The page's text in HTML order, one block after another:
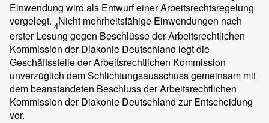
Einwendung wird als Entwurf einer Arbeitsrechtsregelung
vorgelegt. 4Nicht mehrheitsfähige Einwendungen nach
erster Lesung gegen Beschlüsse der Arbeitsrechtlichen
Kommission der Diakonie Deutschland legt die
Geschäftsstelle der Arbeitsrechtlichen Kommission
unverzüglich dem Schlichtungsausschuss gemeinsam mit
dem beanstandeten Beschluss der Arbeitsrechtlichen
Kommission der Diakonie Deutschland zur Entscheidung
vor.